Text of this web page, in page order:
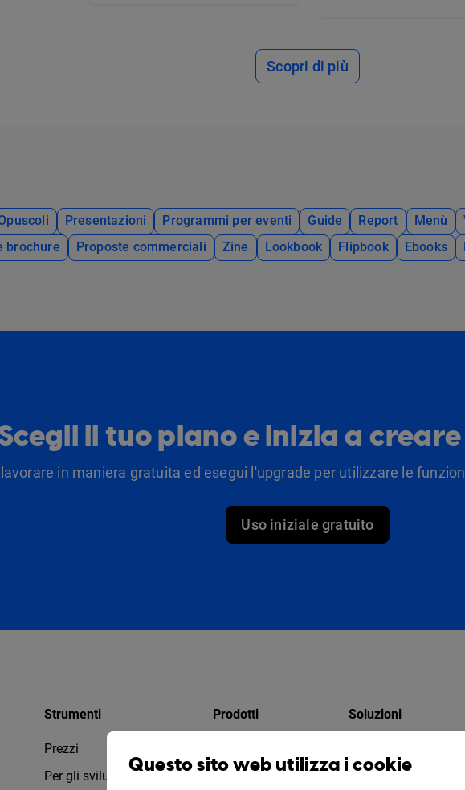
Scopri di più
Presentazioni Programmi per eventi Guide Report Menù
brochure Proposte commerciali Zine Lookbook Flipbook Ebooks
il tuo piano e inizia a
in maniera gratuita ed esegui l'upgrade per utilizzare le
Uso iniziale gratuito
Strumenti
Prezzi
Per gli sviluppatori
Prodotti
Libreria virtuale
Soluzioni
Per le aziende
Questo sito web utilizza i cookie